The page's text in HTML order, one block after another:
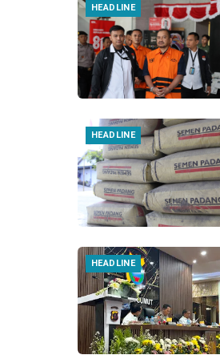
HEADLINE
HEADLINE
HEADLINE